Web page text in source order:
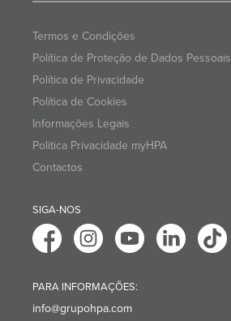
Termos e Condições
Política de Proteção de Dados Pessoais
Política de Privacidade
Política de Cookies
Informações Legais
Politica Privacidade myHPA
Contactos
SIGA-NOS
PARA INFORMAÇÕES:
info@grupohpa.com